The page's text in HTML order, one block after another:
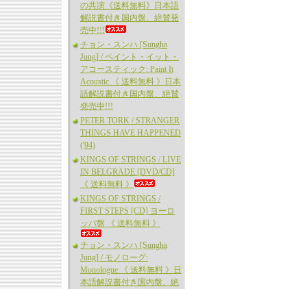
の共演《送料無料》日本語
解説書付き国内盤、絶賛発
売中!!!
チョン・スンハ [Sungha
Jung] / ペイント・イット・
アコースティック: Paint It
Acoustic 《 送料無料 》日本
語解説書付き国内盤、絶賛
発売中!!!
PETER TORK / STRANGER
THINGS HAVE HAPPENED
('94)
KINGS OF STRINGS / LIVE
IN BELGRADE [DVD/CD]
《 送料無料 》
KINGS OF STRINGS /
FIRST STEPS [CD] ヨーロ
ッパ盤 《 送料無料 》
チョン・スンハ [Sungha
Jung] / モノローグ:
Monologue 《 送料無料 》日
本語解説書付き国内盤、絶